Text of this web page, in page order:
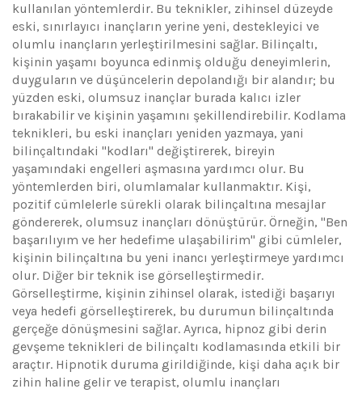
kullanılan yöntemlerdir. Bu teknikler, zihinsel düzeyde
eski, sınırlayıcı inançların yerine yeni, destekleyici ve
olumlu inançların yerleştirilmesini sağlar. Bilinçaltı,
kişinin yaşamı boyunca edinmiş olduğu deneyimlerin,
duyguların ve düşüncelerin depolandığı bir alandır; bu
yüzden eski, olumsuz inançlar burada kalıcı izler
bırakabilir ve kişinin yaşamını şekillendirebilir. Kodlama
teknikleri, bu eski inançları yeniden yazmaya, yani
bilinçaltındaki "kodları" değiştirerek, bireyin
yaşamındaki engelleri aşmasına yardımcı olur. Bu
yöntemlerden biri, olumlamalar kullanmaktır. Kişi,
pozitif cümlelerle sürekli olarak bilinçaltına mesajlar
göndererek, olumsuz inançları dönüştürür. Örneğin, "Ben
başarılıyım ve her hedefime ulaşabilirim" gibi cümleler,
kişinin bilinçaltına bu yeni inancı yerleştirmeye yardımcı
olur. Diğer bir teknik ise görselleştirmedir.
Görselleştirme, kişinin zihinsel olarak, istediği başarıyı
veya hedefi görselleştirerek, bu durumun bilinçaltında
gerçeğe dönüşmesini sağlar. Ayrıca, hipnoz gibi derin
gevşeme teknikleri de bilinçaltı kodlamasında etkili bir
araçtır. Hipnotik duruma girildiğinde, kişi daha açık bir
zihin haline gelir ve terapist, olumlu inançları